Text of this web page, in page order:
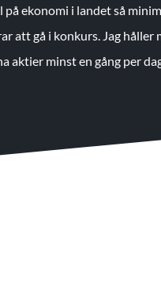
ekonomi i landet så
att gå i konkurs. Jag håller
aktier minst en gång per